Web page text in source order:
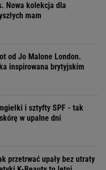
Nowa kolekcja dla
mam
od Jo Malone London.
inspirowana brytyjskim
i sztyfty SPF - tak
w upalne dni
przetrwać upały bez utraty